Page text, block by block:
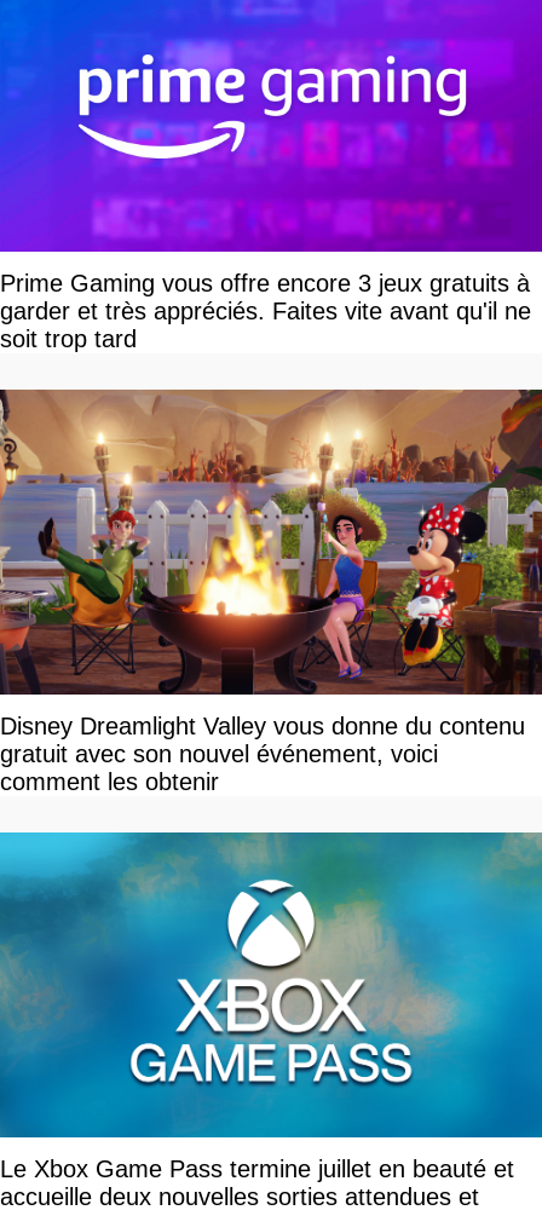
Prime Gaming vous offre encore 3 jeux gratuits à
garder et très appréciés. Faites vite avant qu'il ne
soit trop tard
Disney Dreamlight Valley vous donne du contenu
gratuit avec son nouvel événement, voici
comment les obtenir
Le Xbox Game Pass termine juillet en beauté et
accueille deux nouvelles sorties attendues et